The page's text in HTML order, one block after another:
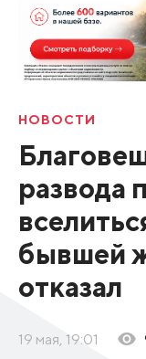
НОВОСТИ
развода
бывшей
отказал
19 мая, 19:01